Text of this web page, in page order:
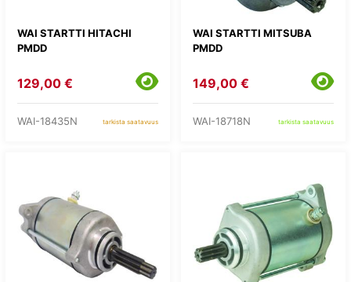
WAI STARTTI HITACHI
PMDD
129,00 €
WAI-18435N tarkista saatavuus
WAI STARTTI MITSUBA
PMDD
149,00 €
WAI-18718N tarkista saatavuus